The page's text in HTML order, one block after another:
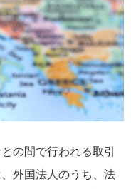
の間で行われる取引
外国法人のうち、法